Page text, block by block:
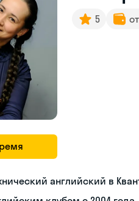
5
английский в